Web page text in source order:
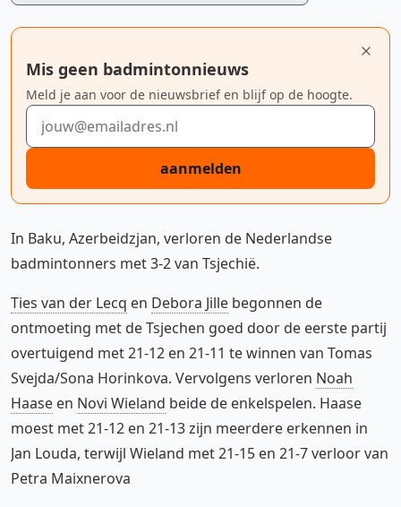
Mis geen badmintonnieuws
Meld je aan voor de nieuwsbrief en blijf op de hoogte.
E-mailadres
aanmelden
In Baku, Azerbeidzjan, verloren de Nederlandse
badmintonners met 3-2 van Tsjechië.
Ties van der Lecq en Debora Jille begonnen de
ontmoeting met de Tsjechen goed door de eerste partij
overtuigend met 21-12 en 21-11 te winnen van Tomas
Svejda/Sona Horinkova. Vervolgens verloren Noah
Haase en Novi Wieland beide de enkelspelen. Haase
moest met 21-12 en 21-13 zijn meerdere erkennen in
Jan Louda, terwijl Wieland met 21-15 en 21-7 verloor van
Petra Maixnerova